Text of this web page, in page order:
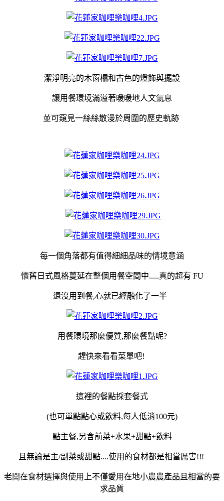
潔淨明亮的木窗櫺和古色的燈飾與擺設
讓用餐環境滿溢著暖暖地人文氣息
並可窺見一絲絲散漫於周圍的歷史軌跡
每一個角落都有值得細細品味的情境意涵
懷舊日式風格蔓延在整個用餐空間中.....真的超有 FU
還沒用到餐,心就已經融化了一半
用餐環境那麼優質,那麼餐點呢?
趕快來看看菜單吧!
這裡的餐點採套餐式
(也可單點點心或飲料,每人低消100元)
點主餐,另含前菜+水果+甜點+飲料
且無論是主/副菜或甜點....使用的食材都是相當厲害!!!
老闆在食材選擇與使用上不僅愛用在地小農農產品且相當的要
求品質